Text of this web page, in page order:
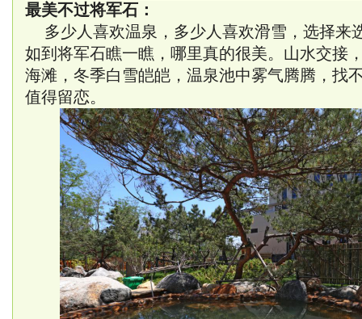
最美不过将军石：
多少人喜欢温泉，多少人喜欢滑雪，选择来
如到将军石瞧一瞧，哪里真的很美。山水交接
海滩，冬季白雪皑皑，温泉池中雾气腾腾，找
值得留恋。